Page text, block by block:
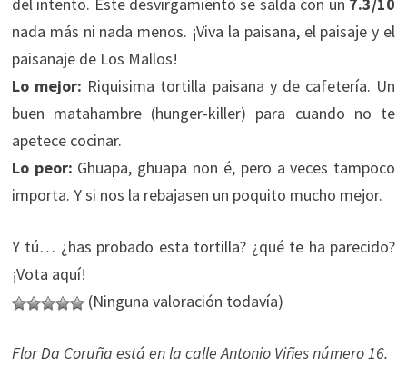
del intento. Este desvirgamiento se salda con un 7.3/10
nada más ni nada menos. ¡Viva la paisana, el paisaje y el
paisanaje de Los Mallos!
Lo mejor: Riquisima tortilla paisana y de cafetería. Un
buen matahambre (hunger-killer) para cuando no te
apetece cocinar.
Lo peor: Ghuapa, ghuapa non é, pero a veces tampoco
importa. Y si nos la rebajasen un poquito mucho mejor.
Y tú… ¿has probado esta tortilla? ¿qué te ha parecido?
¡Vota aquí!
(Ninguna valoración todavía)
Flor Da Coruña está en la calle Antonio Viñes número 16.